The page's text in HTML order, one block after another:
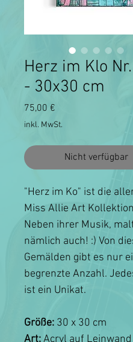
Herz im Klo
- 30x30 cm
75,00 €
inkl. MwSt.
Nicht verfügbar
"Herz im Ko" ist die
Miss Allie Art
Neben ihrer Musik,
nämlich auch! :) Von
Gemälden gibt es nur
begrenzte Anzahl.
ist ein Unikat.
Größe: 30 x 30 cm
Art:Acryl auf Leinwand